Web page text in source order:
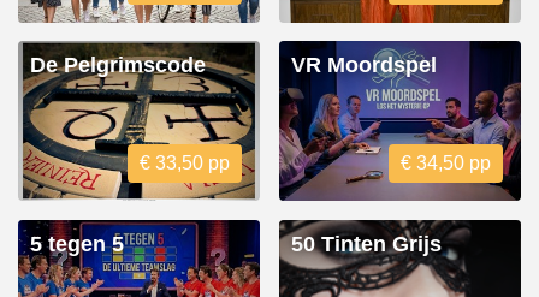
De Pelgrimscode
€ 33,50 pp
VR Moordspel
€ 34,50 pp
5 tegen 5 50 Tinten Grijs